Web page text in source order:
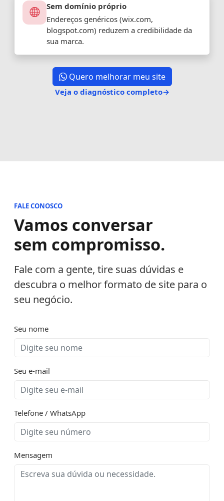
Sem domínio próprio
Endereços genéricos (wix.com,
blogspot.com) reduzem a credibilidade da
sua marca.
Quero melhorar meu site
Veja o diagnóstico completo→
FALE CONOSCO
Vamos conversar
sem compromisso.
Fale com a gente, tire suas dúvidas e
descubra o melhor formato de site para o
seu negócio.
Seu nome
Seu e-mail
Telefone / WhatsApp
Mensagem